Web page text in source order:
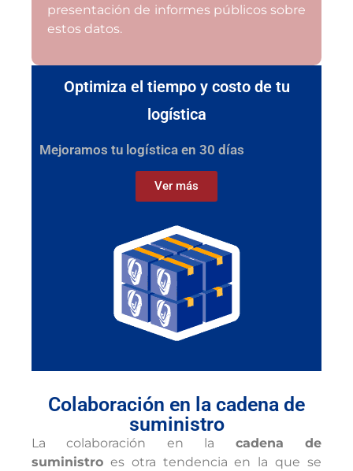
presentación de informes públicos sobre
estos datos.
Optimiza el tiempo y costo de tu
logística
Mejoramos tu logística en 30 días
Ver más
Colaboración en la cadena de
suministro
La colaboración en la cadena de
suministro es otra tendencia en la que se